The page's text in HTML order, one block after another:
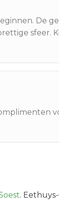
De
sfeer.
.